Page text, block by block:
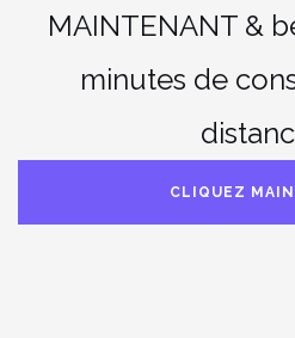
MAINTENANT &
minutes de
CLIQUEZ